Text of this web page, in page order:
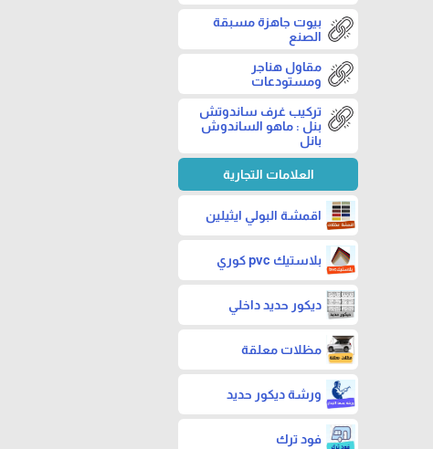
بيوت جاهزة مسبقة
الصنع
مقاول هناجر
ومستودعات
تركيب غرف ساندوتش
بنل : ماهو الساندوش
بانل
العلامات التجارية
اقمشة البولي ايثيلين
بلاستيك pvc كوري
ديكور حديد داخلي
مظلات معلقة
ورشة ديكور حديد
فود ترك